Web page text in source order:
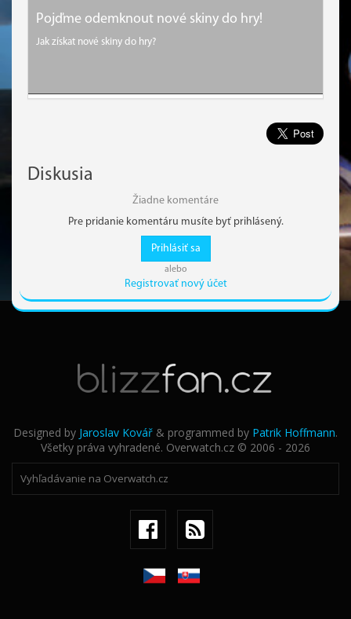
Pojďme odemknout nové skiny do hry!
Jak získat nové skiny do hry?
Diskusia
Žiadne komentáre
Pre pridanie komentáru musíte byť prihlásený.
Prihlásiť sa
alebo
Registrovať nový účet
Designed by Jaroslav Kovář & programmed by Patrik Hoffmann.
Všetky práva vyhradené. Overwatch.cz © 2006 - 2026